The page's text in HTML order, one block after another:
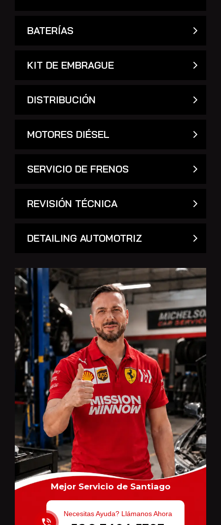
BATERÍAS
KIT DE EMBRAGUE
DISTRIBUCIÓN
MOTORES DIÉSEL
SERVICIO DE FRENOS
REVISIÓN TÉCNICA
DETAILING AUTOMOTRIZ
Mejor Servicio de Santiago
Necesitas Ayuda? Llámanos Ahora